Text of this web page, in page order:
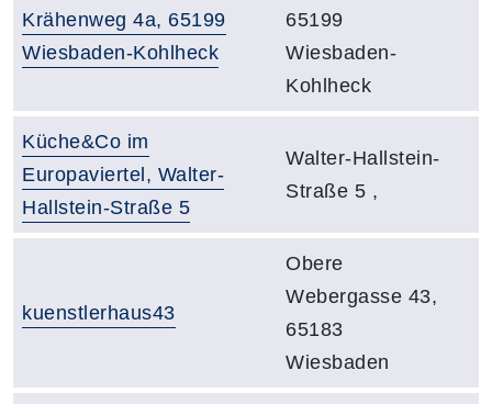
Raumbezeichnung:
Krähenweg 4a, 65199
Wiesbaden-Kohlheck
65199
Wiesbaden-
Kohlheck
Raumbezeichnung:
Küche&Co im
Europaviertel, Walter-
Hallstein-Straße 5
Adresse:
Walter-Hallstein-
Straße 5 ,
Raumbezeichnung:
kuenstlerhaus43
Adresse:
Obere
Webergasse 43,
65183
Wiesbaden